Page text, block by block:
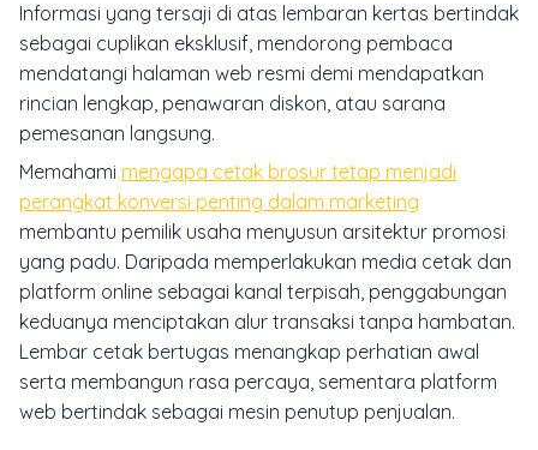
Informasi yang tersaji di atas lembaran kertas bertindak
sebagai cuplikan eksklusif, mendorong pembaca
mendatangi halaman web resmi demi mendapatkan
rincian lengkap, penawaran diskon, atau sarana
pemesanan langsung.
Memahami mengapa cetak brosur tetap menjadi
perangkat konversi penting dalam marketing
membantu pemilik usaha menyusun arsitektur promosi
yang padu. Daripada memperlakukan media cetak dan
platform online sebagai kanal terpisah, penggabungan
keduanya menciptakan alur transaksi tanpa hambatan.
Lembar cetak bertugas menangkap perhatian awal
serta membangun rasa percaya, sementara platform
web bertindak sebagai mesin penutup penjualan.